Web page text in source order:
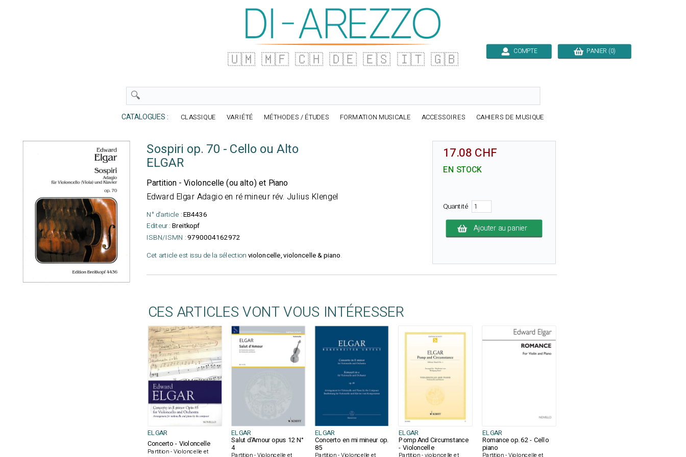
🇺🇲 🇲🇫 🇨🇭 🇩🇪 🇪🇸 🇮🇹 🇬🇧 COMPTE PANIER (0)
CATALOGUES : CLASSIQUE VARIÉTÉ MÉTHODES / ÉTUDES FORMATION MUSICALE ACCESSOIRES CAHIERS DE MUSIQUE
Sospiri op. 70 - Cello ou Alto
ELGAR
Partition - Violoncelle (ou alto) et Piano
Edward Elgar Adagio en ré mineur rév. Julius Klengel
N° d'article :EB4436
Editeur : Breitkopf
ISBN/ISMN :9790004162972
Cet article est issu de la sélection violoncelle, violoncelle & piano.
17.08 CHF
EN STOCK
Quantité
Ajouter au panier
CES ARTICLES VONT VOUS INTÉRESSER
ELGAR ELGAR ELGAR ELGAR
ELGAR
Concerto - Violoncelle
Partition - Violoncelle et
Salut d'Amour opus 12 N°
4
Partition - Violoncelle et
Concerto en mi mineur op.
85
Partition - Violoncelle et
Pomp And Circumstance
- Violoncelle
Partition - violoncelle et
Romance op. 62 - Cello
piano
Partition - Violoncelle et